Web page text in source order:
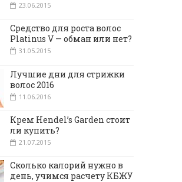
23.06.2015
Средство для роста волос
Platinus V — обман или нет?
31.05.2015
Лучшие дни для стрижки
волос 2016
11.06.2016
Крем Hendel’s Garden стоит
ли купить?
21.07.2015
Сколько калорий нужно в
день, учимся расчету КБЖУ